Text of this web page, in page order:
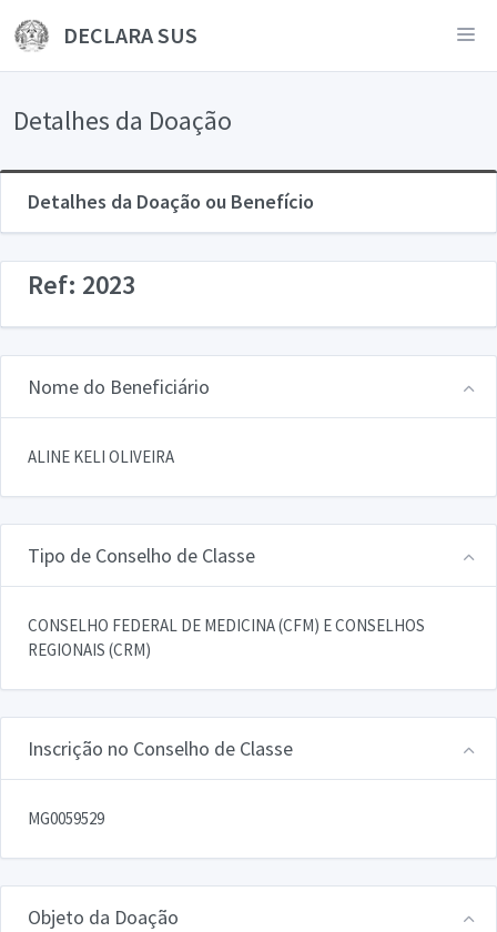
DECLARA SUS
Detalhes da Doação
Detalhes da Doação ou Benefício
Ref: 2023
Nome do Beneficiário
ALINE KELI OLIVEIRA
Tipo de Conselho de Classe
CONSELHO FEDERAL DE MEDICINA (CFM) E CONSELHOS
REGIONAIS (CRM)
Inscrição no Conselho de Classe
MG0059529
Objeto da Doação